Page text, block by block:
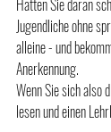
Hatten Sie daran
Jugendliche ohne
alleine - und
Anerkennung.
Wenn Sie sich also
lesen und einen